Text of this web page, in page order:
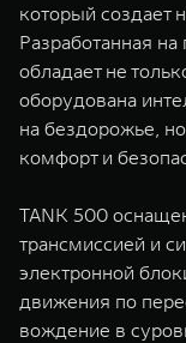
который создает
Разработанная
обладает не
оборудована
на бездорожье,
комфорт и
TANK 500
трансмиссией и
электронной
движения по
вождение в